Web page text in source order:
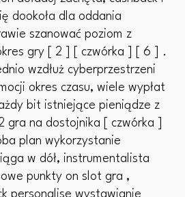
dookoła dla oddania
szanować poziom z
gry [ 2 ] [ czwórka ] [ 6 ] .
wzdłuż cyberprzestrzeni
okres czasu, wiele wypłat
bit istniejące pieniądze z
gra na dostojnika [ czwórka ]
plan wykorzystanie
w dół, instrumentalista
punkty on slot gra ,
personalise wystawianie